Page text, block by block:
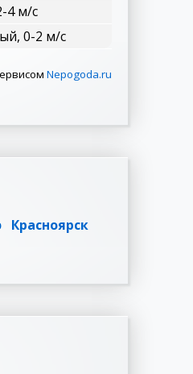
4 м/с
0-2 м/с
Nepogoda.ru
Красноярск